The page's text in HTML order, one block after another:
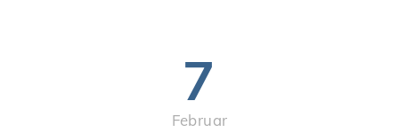
7
Februar